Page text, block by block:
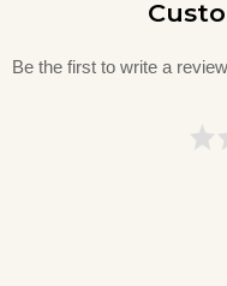
Be the first to write a